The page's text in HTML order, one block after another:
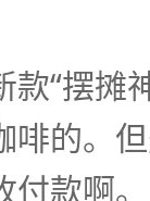
“摆摊
啡的。
款啊。